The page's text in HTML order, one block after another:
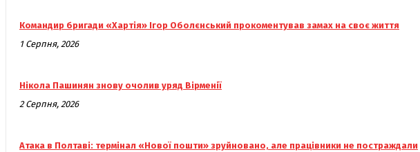
Командир бригади «Хартія» Ігор Оболєнський прокоментував замах на своє життя
1 Серпня, 2026
Нікола Пашинян знову очолив уряд Вірменії
2 Серпня, 2026
Атака в Полтаві: термінал «Нової пошти» зруйновано, але працівники не постраждали